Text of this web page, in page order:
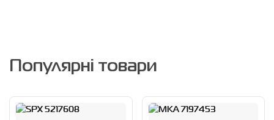
Популярні товари